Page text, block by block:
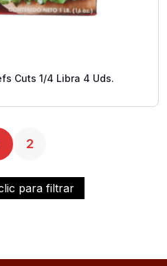
para filtrar
Cuts 1/4 Libra 4 Uds.
2